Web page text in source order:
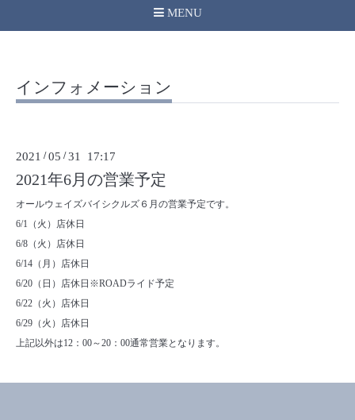
MENU
インフォメーション
2021 /05 /31 17:17
2021年6月の営業予定
オールウェイズバイシクルズ６月の営業予定です。
6/1（火）店休日
6/8（火）店休日
6/14（月）店休日
6/20（日）店休日※ROADライド予定
6/22（火）店休日
6/29（火）店休日
上記以外は12：00～20：00通常営業となります。